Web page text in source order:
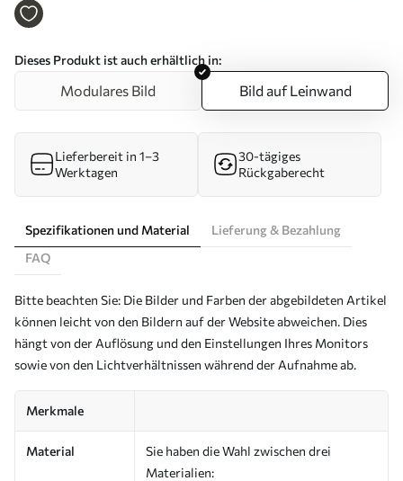
einem schwarzen Strich Art. s46545
Dieses Produkt ist auch erhältlich in:
Modulares Bild Bild auf Leinwand
Lieferbereit in 1–3
Werktagen
30-tägiges
Rückgaberecht
Spezifikationen und Material
Lieferung & Bezahlung
FAQ
Bitte beachten Sie: Die Bilder und Farben der abgebildeten Artikel
können leicht von den Bildern auf der Website abweichen. Dies
hängt von der Auflösung und den Einstellungen Ihres Monitors
sowie von den Lichtverhältnissen während der Aufnahme ab.
Merkmale
Material
Sie haben die Wahl zwischen drei
Materialien: